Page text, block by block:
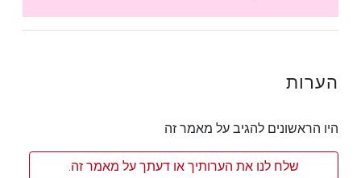
הערות
היו הראשונים להגיב על מאמר זה
שלח לנו את הערותיך או דעתך על מאמר זה.